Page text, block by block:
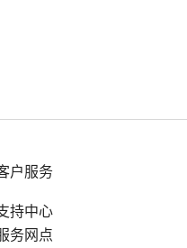
户服务
持中心
务网点